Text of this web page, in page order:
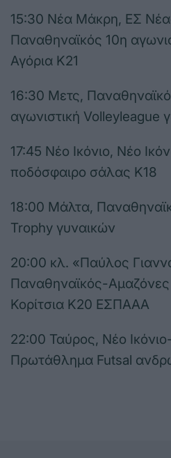
15:30 Νέα Μάκρη, ΕΣ
Παναθηναϊκός 10η
Αγόρια Κ21
16:30 Μετς,
αγωνιστική Volleyleague
17:45 Νέο Ικόνιο, Νέο
ποδόσφαιρο σάλας Κ18
18:00 Μάλτα,
Trophy γυναικών
20:00 κλ. «Παύλος
Παναθηναϊκός-Αμαζόνες
Κορίτσια Κ20 ΕΣΠΑΑΑ
22:00 Ταύρος, Νέο
Πρωτάθλημα Futsal